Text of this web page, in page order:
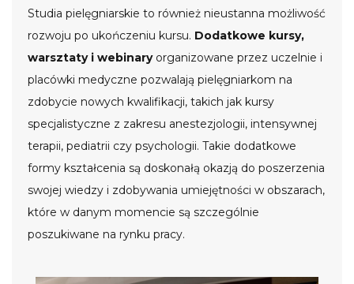
Studia pielęgniarskie to również nieustanna możliwość
rozwoju po ukończeniu kursu. Dodatkowe kursy,
warsztaty i webinaryorganizowane przez uczelnie i
placówki medyczne pozwalają pielęgniarkom na
zdobycie nowych kwalifikacji, takich jak kursy
specjalistyczne z zakresu anestezjologii, intensywnej
terapii, pediatrii czy psychologii. Takie dodatkowe
formy kształcenia są doskonałą okazją do poszerzenia
swojej wiedzy i zdobywania umiejętności w obszarach,
które w danym momencie są szczególnie
poszukiwane na rynku pracy.